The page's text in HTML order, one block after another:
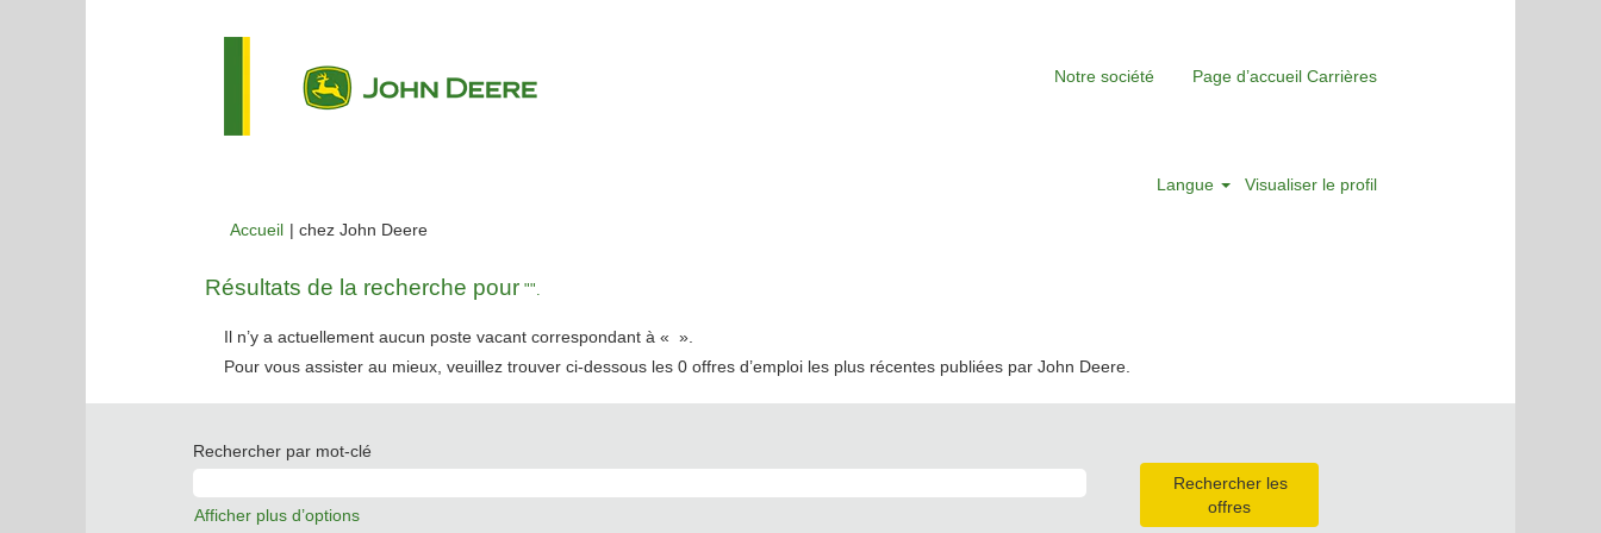
Notre société Page d’accueil Carrières
Langue Visualiser le profil
Accueil | chez John Deere(page
Résultats de la recherche pour "".
Il n’y a actuellement aucun poste vacant correspondant à « ».
Pour vous assister au mieux, veuillez trouver ci-dessous les 0 offres d’emploi les plus récentes publiées par John Deere.
Rechercher par mot-clé
Afficher plus d’options